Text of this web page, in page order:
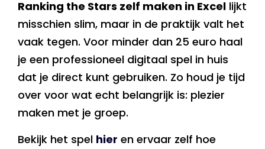
Ranking the Stars zelf maken in Excel lijkt
misschien slim, maar in de praktijk valt het
vaak tegen. Voor minder dan 25 euro haal
je een professioneel digitaal spel in huis
dat je direct kunt gebruiken. Zo houd je tijd
over voor wat echt belangrijk is: plezier
maken met je groep.
Bekijk het spel hier en ervaar zelf hoe